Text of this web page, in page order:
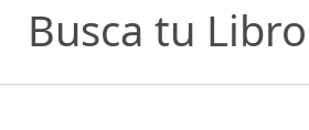
Busca tu